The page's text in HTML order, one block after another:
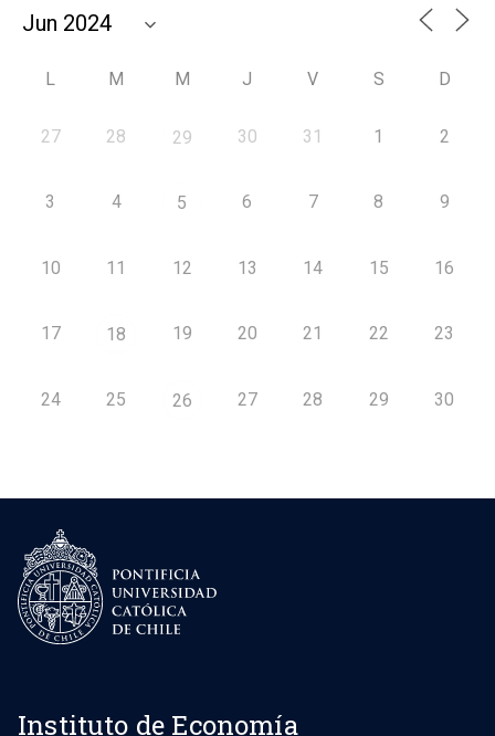
L M M J V S D
27 28 29 30 31 1 2
3 4 5 6 7 8 9
10 11 12 13 14 15 16
17 18 19 20 21 22 23
24 25 26 27 28 29 30
Instituto de Economía